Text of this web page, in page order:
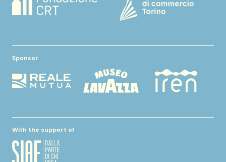
Sponsor
With the support of